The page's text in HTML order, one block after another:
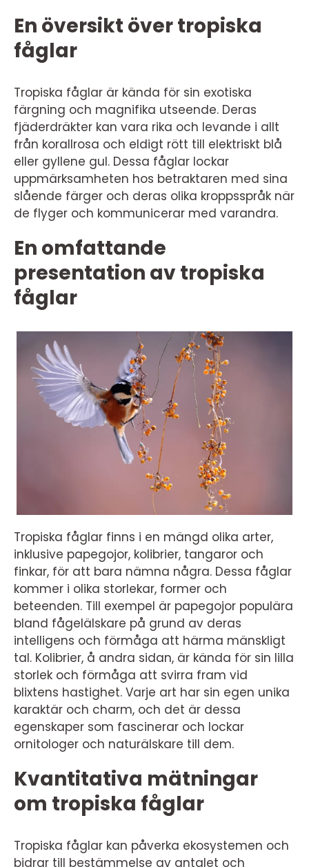
En översikt över tropiska
fåglar
Tropiska fåglar är kända för sin exotiska
färgning och magnifika utseende. Deras
fjäderdräkter kan vara rika och levande i allt
från korallrosa och eldigt rött till elektriskt blå
eller gyllene gul. Dessa fåglar lockar
uppmärksamheten hos betraktaren med sina
slående färger och deras olika kroppsspråk när
de flyger och kommunicerar med varandra.
En omfattande
presentation av tropiska
fåglar
Tropiska fåglar finns i en mängd olika arter,
inklusive papegojor, kolibrier, tangaror och
finkar, för att bara nämna några. Dessa fåglar
kommer i olika storlekar, former och
beteenden. Till exempel är papegojor populära
bland fågelälskare på grund av deras
intelligens och förmåga att härma mänskligt
tal. Kolibrier, å andra sidan, är kända för sin lilla
storlek och förmåga att svirra fram vid
blixtens hastighet. Varje art har sin egen unika
karaktär och charm, och det är dessa
egenskaper som fascinerar och lockar
ornitologer och naturälskare till dem.
Kvantitativa mätningar
om tropiska fåglar
Tropiska fåglar kan påverka ekosystemen och
bidrar till bestämmelse av antalet och